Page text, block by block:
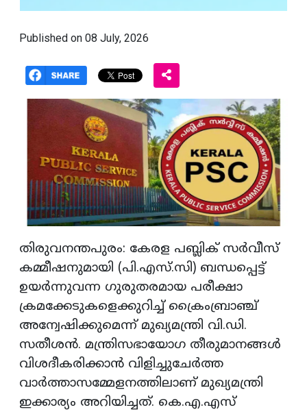
Published on 08 July, 2026
തിരുവനന്തപുരം: കേരള പബ്ലിക് സർവീസ്
കമ്മീഷനുമായി (പി.എസ്.സി) ബന്ധപ്പെട്ട്
ഉയർന്നുവന്ന ഗുരുതരമായ പരീക്ഷാ
ക്രമക്കേടുകളെക്കുറിച്ച് ക്രൈംബ്രാഞ്ച്
അന്വേഷിക്കുമെന്ന് മുഖ്യമന്ത്രി വി.ഡി.
സതീശൻ. മന്ത്രിസഭായോഗ തീരുമാനങ്ങൾ
വിശദീകരിക്കാൻ വിളിച്ചുചേർത്ത
വാർത്താസമ്മേളനത്തിലാണ് മുഖ്യമന്ത്രി
ഇക്കാര്യം അറിയിച്ചത്. കെ.എ.എസ്